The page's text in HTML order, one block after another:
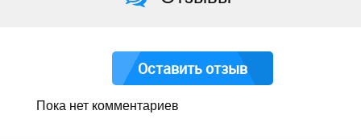
Оставить отзыв
Пока нет комментариев